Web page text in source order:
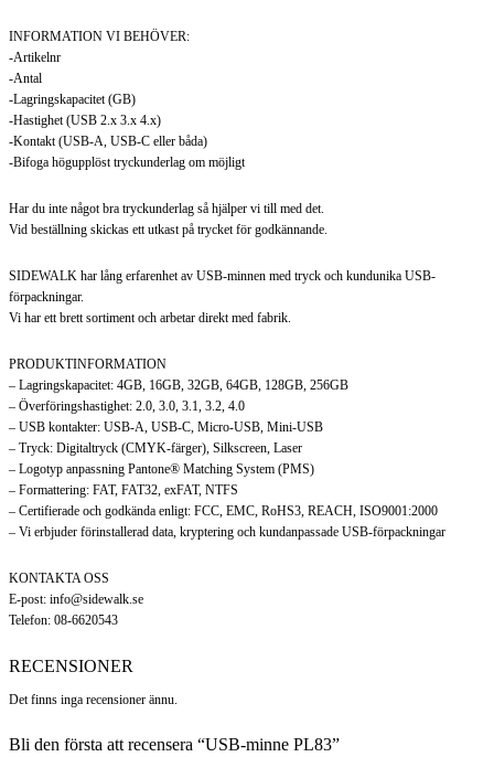
INFORMATION VI BEHÖVER:
-Artikelnr
-Antal
-Lagringskapacitet (GB)
-Hastighet (USB 2.x 3.x 4.x)
-Kontakt (USB-A, USB-C eller båda)
-Bifoga högupplöst tryckunderlag om möjligt
Har du inte något bra tryckunderlag så hjälper vi till med det.
Vid beställning skickas ett utkast på trycket för godkännande.
SIDEWALK har lång erfarenhet av USB-minnen med tryck och kundunika USB-
förpackningar.
Vi har ett brett sortiment och arbetar direkt med fabrik.
PRODUKTINFORMATION
– Lagringskapacitet: 4GB, 16GB, 32GB, 64GB, 128GB, 256GB
– Överföringshastighet: 2.0, 3.0, 3.1, 3.2, 4.0
– USB kontakter: USB-A, USB-C, Micro-USB, Mini-USB
– Tryck: Digitaltryck (CMYK-färger), Silkscreen, Laser
– Logotyp anpassning Pantone® Matching System (PMS)
– Formattering: FAT, FAT32, exFAT, NTFS
– Certifierade och godkända enligt: FCC, EMC, RoHS3, REACH, ISO9001:2000
– Vi erbjuder förinstallerad data, kryptering och kundanpassade USB-förpackningar
KONTAKTA OSS
E-post: info@sidewalk.se
Telefon: 08-6620543
RECENSIONER
Det finns inga recensioner ännu.
Bli den första att recensera “USB-minne PL83”